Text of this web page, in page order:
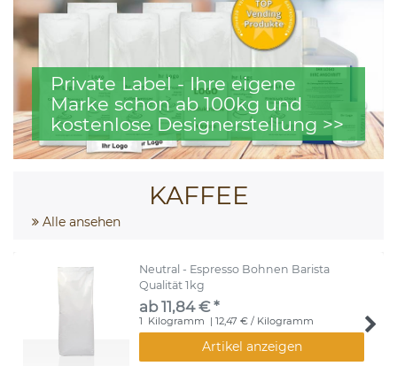
Private Label - Ihre eigene
Marke schon ab 100kg und
kostenlose Designerstellung >>
KAFFEE
Alle ansehen
Neutral - Espresso Bohnen Barista
Qualität 1kg
ab 11,84 € *
1 Kilogramm | 12,47 € / Kilogramm
Artikel anzeigen